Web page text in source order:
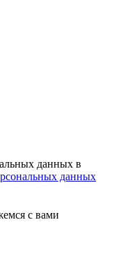
данных в
данных
с вами